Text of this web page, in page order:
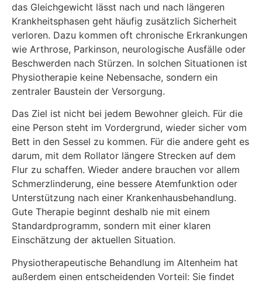
das Gleichgewicht lässt nach und nach längeren
Krankheitsphasen geht häufig zusätzlich Sicherheit
verloren. Dazu kommen oft chronische Erkrankungen
wie Arthrose, Parkinson, neurologische Ausfälle oder
Beschwerden nach Stürzen. In solchen Situationen ist
Physiotherapie keine Nebensache, sondern ein
zentraler Baustein der Versorgung.
Das Ziel ist nicht bei jedem Bewohner gleich. Für die
eine Person steht im Vordergrund, wieder sicher vom
Bett in den Sessel zu kommen. Für die andere geht es
darum, mit dem Rollator längere Strecken auf dem
Flur zu schaffen. Wieder andere brauchen vor allem
Schmerzlinderung, eine bessere Atemfunktion oder
Unterstützung nach einer Krankenhausbehandlung.
Gute Therapie beginnt deshalb nie mit einem
Standardprogramm, sondern mit einer klaren
Einschätzung der aktuellen Situation.
Physiotherapeutische Behandlung im Altenheim hat
außerdem einen entscheidenden Vorteil: Sie findet